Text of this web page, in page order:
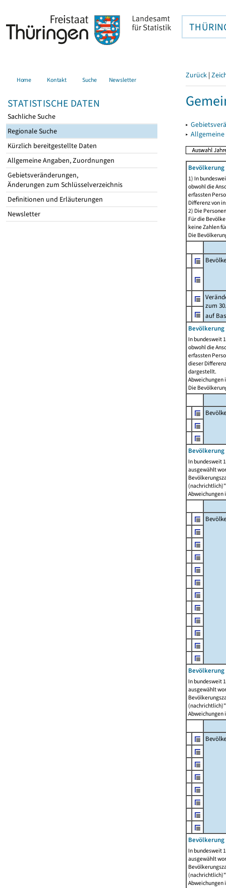
Home Kontakt Suche Newsletter
STATISTISCHE DATEN
Sachliche Suche
Regionale Suche
Kürzlich bereitgestellte Daten
Allgemeine Angaben, Zuordnungen
Gebietsveränderungen,
Änderungen zum Schlüsselverzeichnis
Definitionen und Erläuterungen
Newsletter
Zurück |
▸
▸
1) In
obwohl die
erfassten
Differenz von
2) Die
Für die
keine Zahlen
Die
zum
auf
Bevölkerung
In bundesweit
obwohl die
erfassten
dieser
dargestellt.
Abweichungen
Die
In bundesweit
ausgewählt
Abweichungen
In bundesweit
ausgewählt
Abweichungen
In bundesweit
ausgewählt
Abweichungen